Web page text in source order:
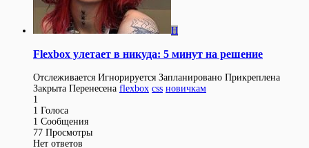
H
Flexbox улетает в никуда: 5 минут на решение
Отслеживается Игнорируется Запланировано Прикреплена
Закрыта Перенесена flexbox css новичкам
1
1 Голоса
1 Сообщения
77 Просмотры
Нет ответов